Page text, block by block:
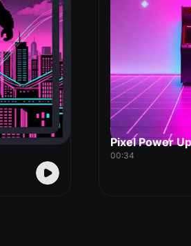
Pixel Power Up
00:34